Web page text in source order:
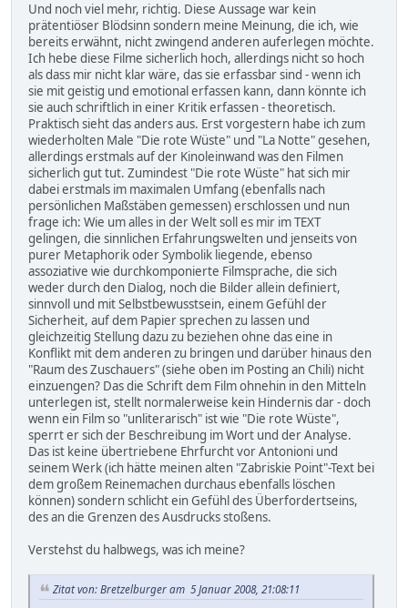
Und noch viel mehr, richtig. Diese Aussage war kein
prätentiöser Blödsinn sondern meine Meinung, die ich, wie
bereits erwähnt, nicht zwingend anderen auferlegen möchte.
Ich hebe diese Filme sicherlich hoch, allerdings nicht so hoch
als dass mir nicht klar wäre, das sie erfassbar sind - wenn ich
sie mit geistig und emotional erfassen kann, dann könnte ich
sie auch schriftlich in einer Kritik erfassen - theoretisch.
Praktisch sieht das anders aus. Erst vorgestern habe ich zum
wiederholten Male "Die rote Wüste" und "La Notte" gesehen,
allerdings erstmals auf der Kinoleinwand was den Filmen
sicherlich gut tut. Zumindest "Die rote Wüste" hat sich mir
dabei erstmals im maximalen Umfang (ebenfalls nach
persönlichen Maßstäben gemessen) erschlossen und nun
frage ich: Wie um alles in der Welt soll es mir im TEXT
gelingen, die sinnlichen Erfahrungswelten und jenseits von
purer Metaphorik oder Symbolik liegende, ebenso
assoziative wie durchkomponierte Filmsprache, die sich
weder durch den Dialog, noch die Bilder allein definiert,
sinnvoll und mit Selbstbewusstsein, einem Gefühl der
Sicherheit, auf dem Papier sprechen zu lassen und
gleichzeitig Stellung dazu zu beziehen ohne das eine in
Konflikt mit dem anderen zu bringen und darüber hinaus den
"Raum des Zuschauers" (siehe oben im Posting an Chili) nicht
einzuengen? Das die Schrift dem Film ohnehin in den Mitteln
unterlegen ist, stellt normalerweise kein Hindernis dar - doch
wenn ein Film so "unliterarisch" ist wie "Die rote Wüste",
sperrt er sich der Beschreibung im Wort und der Analyse.
Das ist keine übertriebene Ehrfurcht vor Antonioni und
seinem Werk (ich hätte meinen alten "Zabriskie Point"-Text bei
dem großem Reinemachen durchaus ebenfalls löschen
können) sondern schlicht ein Gefühl des Überfordertseins,
des an die Grenzen des Ausdrucks stoßens.
Verstehst du halbwegs, was ich meine?
Zitat von: Bretzelburger am 5 Januar 2008, 21:08:11